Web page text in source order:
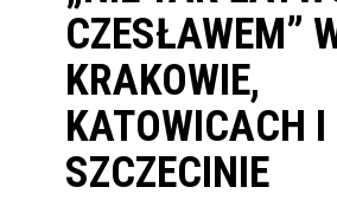
CZESŁAWEM”
KRAKOWIE,
KATOWICACH I
SZCZECINIE